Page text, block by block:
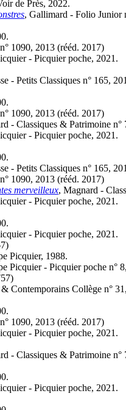
de Près, 2022.
, Gallimard - Folio Junior
1090, 2013 (rééd. 2017)
- Picquier poche, 2021.
- Petits Classiques n° 165,
1090, 2013 (rééd. 2017)
- Classiques & Patrimoine n°
- Picquier poche, 2021.
- Petits Classiques n° 165,
1090, 2013 (rééd. 2017)
merveilleux, Magnard -
- Picquier poche, 2021.
- Picquier poche, 2021.
Picquier, 1988.
Picquier - Picquier poche n°
Contemporains Collège n°
1090, 2013 (rééd. 2017)
- Picquier poche, 2021.
- Classiques & Patrimoine n°
- Picquier poche, 2021.